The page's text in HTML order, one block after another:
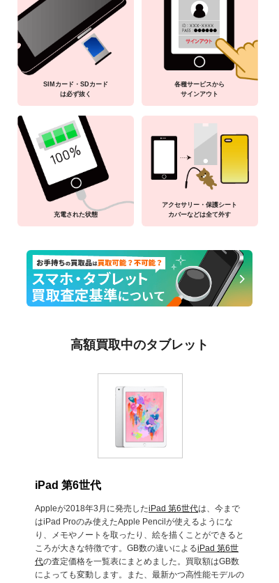
SIMカード・SDカード
は必ず抜く
各種サービスから
サインアウト
充電された状態
アクセサリー・保護シート
カバーなどは全て外す
高額買取中のタブレット
iPad 第6世代
Appleが2018年3月に発売したiPad 第6世代は、今まで
はiPad Proのみ使えたApple Pencilが使えるようにな
り、メモやノートを取ったり、絵を描くことができると
ころが大きな特徴です。GB数の違いによるiPad 第6世
代の査定価格を一覧表にまとめました。買取額はGB数
によっても変動します。また、最新かつ高性能モデルの